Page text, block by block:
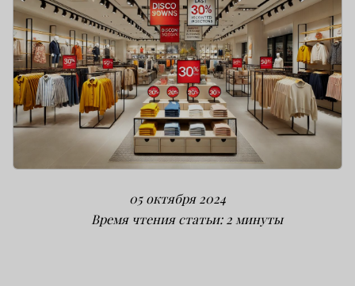
05 октября 2024
Время чтения статьи: 2 минуты